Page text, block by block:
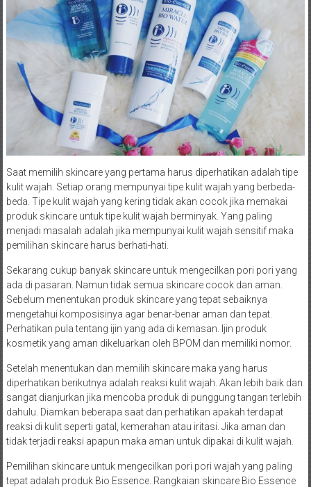
Saat memilih skincare yang pertama harus diperhatikan adalah tipe
kulit wajah. Setiap orang mempunyai tipe kulit wajah yang berbeda-
beda. Tipe kulit wajah yang kering tidak akan cocok jika memakai
produk skincare untuk tipe kulit wajah berminyak. Yang paling
menjadi masalah adalah jika mempunyai kulit wajah sensitif maka
pemilihan skincare harus berhati-hati.
Sekarang cukup banyak skincare untuk mengecilkan pori pori yang
ada di pasaran. Namun tidak semua skincare cocok dan aman.
Sebelum menentukan produk skincare yang tepat sebaiknya
mengetahui komposisinya agar benar-benar aman dan tepat.
Perhatikan pula tentang ijin yang ada di kemasan. Ijin produk
kosmetik yang aman dikeluarkan oleh BPOM dan memiliki nomor.
Setelah menentukan dan memilih skincare maka yang harus
diperhatikan berikutnya adalah reaksi kulit wajah. Akan lebih baik dan
sangat dianjurkan jika mencoba produk di punggung tangan terlebih
dahulu. Diamkan beberapa saat dan perhatikan apakah terdapat
reaksi di kulit seperti gatal, kemerahan atau iritasi. Jika aman dan
tidak terjadi reaksi apapun maka aman untuk dipakai di kulit wajah.
Pemilihan skincare untuk mengecilkan pori pori wajah yang paling
tepat adalah produk Bio Essence. Rangkaian skincare Bio Essence